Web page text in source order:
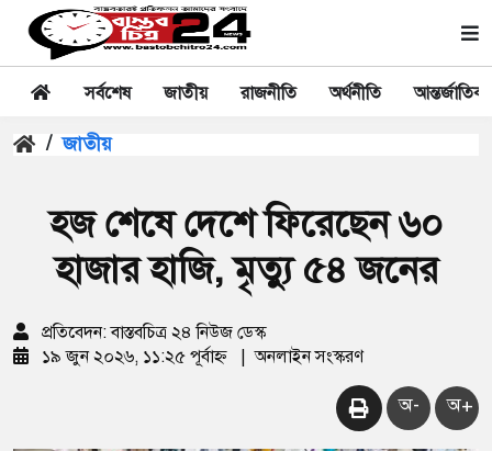
সর্বশেষ জাতীয় রাজনীতি অর্থনীতি আন্তর্জাতিক
/ জাতীয়
হজ শেষে দেশে ফিরেছেন ৬০
হাজার হাজি, মৃত্যু ৫৪ জনের
প্রতিবেদন: বাস্তবচিত্র ২৪ নিউজ ডেস্ক
১৯ জুন ২০২৬, ১১:২৫ পূর্বাহ্ন
অনলাইন সংস্করণ
অ- অ+